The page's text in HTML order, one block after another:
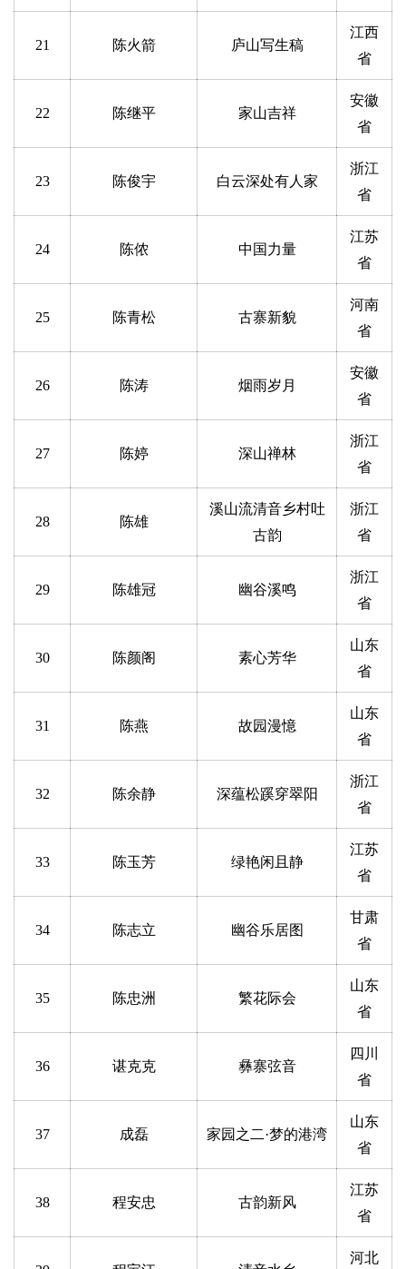
21 陈火箭 庐山写生稿
江西
省
22 陈继平 家山吉祥
安徽
省
23 陈俊宇 白云深处有人家
浙江
省
24 陈侬 中国力量
江苏
省
25 陈青松 古寨新貌
河南
省
26 陈涛 烟雨岁月
安徽
省
27 陈婷 深山禅林
浙江
省
28 陈雄
溪山流清音乡村吐
古韵
浙江
省
29 陈雄冠 幽谷溪鸣
浙江
省
30 陈颜阁 素心芳华
山东
省
31 陈燕 故园漫憶
山东
省
32 陈余静 深蕴松蹊穿翠阳
浙江
省
33 陈玉芳 绿艳闲且静
江苏
省
34 陈志立 幽谷乐居图
甘肃
省
35 陈忠洲 繁花际会
山东
省
36 谌克克 彝寨弦音
四川
省
37 成磊 家园之二·梦的港湾
山东
省
38 程安忠 古韵新风
江苏
省
河北